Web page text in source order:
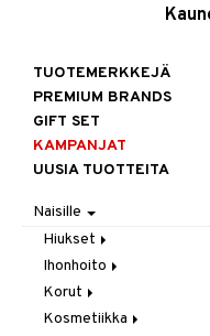
TUOTEMERKKEJÄ
PREMIUM BRANDS
GIFT SET
KAMPANJAT
UUSIA TUOTTEITA
Naisille
Hiukset
Gift Set
Harjat / Kammat
Hiuskuurit
Ihonhoito
Aurinkotuotteet
Erikoistuotteet
Korut
Kaulakorut
Kosmetiikka